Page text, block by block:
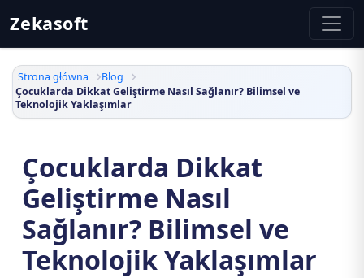
Zekasoft
Strona główna
Blog
Çocuklarda Dikkat Geliştirme Nasıl Sağlanır? Bilimsel ve
Teknolojik Yaklaşımlar
Çocuklarda Dikkat
Geliştirme Nasıl
Sağlanır? Bilimsel ve
Teknolojik Yaklaşımlar